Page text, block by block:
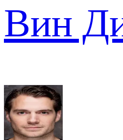
Вин